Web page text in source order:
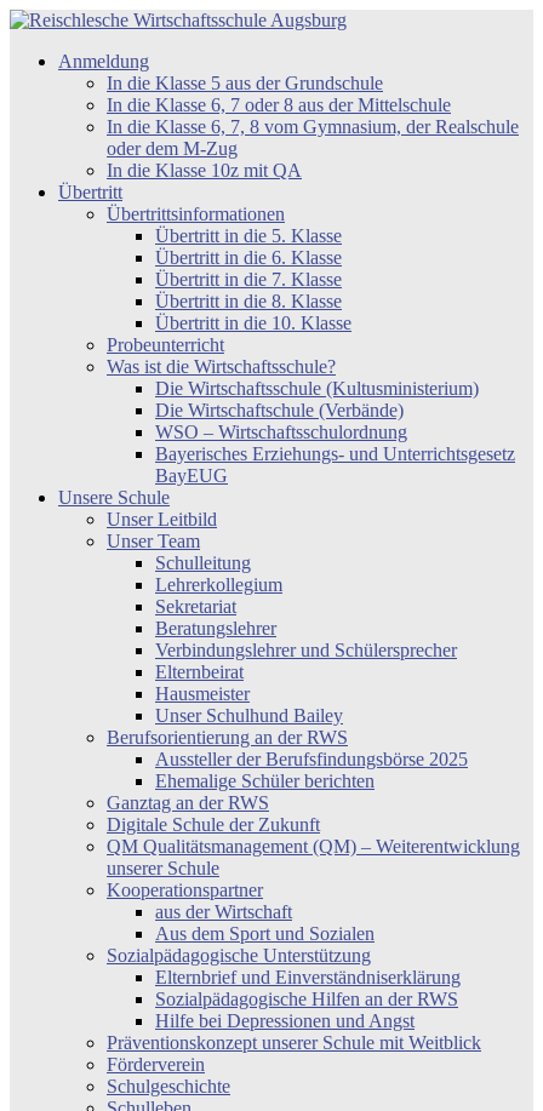
Zum
springen
Reischlesche
Wirtschaftsschule
Anmeldung
In die Klasse 5 aus der Grundschule
In die Klasse 6, 7 oder 8 aus der Mittelschule
In die Klasse 6, 7, 8 vom Gymnasium, der Realschule
oder dem M-Zug
In die Klasse 10z mit QA
Übertritt
Übertrittsinformationen
Übertritt in die 5. Klasse
Übertritt in die 6. Klasse
Übertritt in die 7. Klasse
Übertritt in die 8. Klasse
Übertritt in die 10. Klasse
Probeunterricht
Was ist die Wirtschaftsschule?
Die Wirtschaftsschule (Kultusministerium)
Die Wirtschaftschule (Verbände)
WSO – Wirtschaftsschulordnung
Bayerisches Erziehungs- und Unterrichtsgesetz
BayEUG
Unsere Schule
Unser Leitbild
Unser Team
Schulleitung
Lehrerkollegium
Sekretariat
Beratungslehrer
Verbindungslehrer und Schülersprecher
Elternbeirat
Hausmeister
Unser Schulhund Bailey
Berufsorientierung an der RWS
Aussteller der Berufsfindungsbörse 2025
Ehemalige Schüler berichten
Ganztag an der RWS
Digitale Schule der Zukunft
QM Qualitätsmanagement (QM) – Weiterentwicklung
unserer Schule
Kooperationspartner
aus der Wirtschaft
Aus dem Sport und Sozialen
Sozialpädagogische Unterstützung
Elternbrief und Einverständniserklärung
Sozialpädagogische Hilfen an der RWS
Hilfe bei Depressionen und Angst
Präventionskonzept unserer Schule mit Weitblick
Förderverein
Schulgeschichte